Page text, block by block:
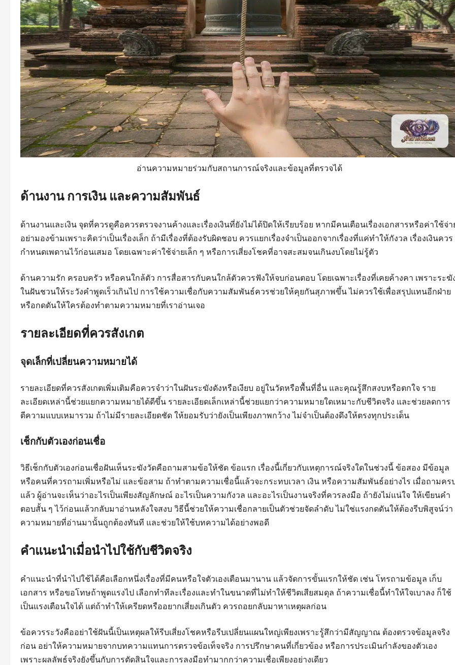
อ่านความหมายร่วมกับสถานการณ์จริงและข้อมูลที่ตรวจได้
ด้านงาน การเงิน และความสัมพันธ์
ด้านงานและเงิน จุดที่ควรดูคือควรตรวจงานค้างและเรื่องเงินที่ยังไม่ได้ปิดให้เรียบร้อย หากมีคนเตือนเรื่องเอกสารหรือค่าใช้จ่า
อย่ามองข้ามเพราะคิดว่าเป็นเรื่องเล็ก ถ้ามีเรื่องที่ต้องรับผิดชอบ ควรแยกเรื่องจำเป็นออกจากเรื่องที่แค่ทำให้กังวล เรื่องเงินควร
กำหนดเพดานไว้ก่อนเสมอ โดยเฉพาะค่าใช้จ่ายเล็ก ๆ หรือการเสี่ยงโชคที่อาจสะสมจนเกินงบโดยไม่รู้ตัว
ด้านความรัก ครอบครัว หรือคนใกล้ตัว การสื่อสารกับคนใกล้ตัวควรฟังให้จบก่อนตอบ โดยเฉพาะเรื่องที่เคยค้างคา เพราะระฆั
ในฝันชวนให้ระวังคำพูดเร็วเกินไป การใช้ความเชื่อกับความสัมพันธ์ควรช่วยให้คุยกันสุภาพขึ้น ไม่ควรใช้เพื่อสรุปแทนอีกฝ่าย
หรือกดดันให้ใครต้องทำตามความหมายที่เราอ่านเจอ
รายละเอียดที่ควรสังเกต
จุดเล็กที่เปลี่ยนความหมายได้
รายละเอียดที่ควรสังเกตเพิ่มเติมคือควรจำว่าในฝันระฆังดังหรือเงียบ อยู่ในวัดหรือพื้นที่อื่น และคุณรู้สึกสงบหรือตกใจ ราย
ละเอียดเหล่านี้ช่วยแยกความหมายได้ดีขึ้น รายละเอียดเล็กเหล่านี้ช่วยแยกว่าความหมายใดเหมาะกับชีวิตจริง และช่วยลดการ
ตีความแบบเหมารวม ถ้าไม่มีรายละเอียดชัด ให้ยอมรับว่ายังเป็นเพียงภาพกว้าง ไม่จำเป็นต้องดึงให้ตรงทุกประเด็น
เช็กกับตัวเองก่อนเชื่อ
วิธีเช็กกับตัวเองก่อนเชื่อฝันเห็นระฆังวัดคือถามสามข้อให้ชัด ข้อแรก เรื่องนี้เกี่ยวกับเหตุการณ์จริงใดในช่วงนี้ ข้อสอง มีข้อมูล
หรือคนที่ควรถามเพิ่มหรือไม่ และข้อสาม ถ้าทำตามความเชื่อนี้แล้วจะกระทบเวลา เงิน หรือความสัมพันธ์อย่างไร เมื่อถามคร
แล้ว ผู้อ่านจะเห็นว่าอะไรเป็นเพียงสัญลักษณ์ อะไรเป็นความกังวล และอะไรเป็นงานจริงที่ควรลงมือ ถ้ายังไม่แน่ใจ ให้เขียนคำ
ตอบสั้น ๆ ไว้ก่อนแล้วกลับมาอ่านหลังใจสงบ วิธีนี้ช่วยให้ความเชื่อกลายเป็นตัวช่วยจัดลำดับ ไม่ใช่แรงกดดันให้ต้องรีบพิสูจน์ว่า
ความหมายที่อ่านมานั้นถูกต้องทันที และช่วยให้ใช้บทความได้อย่างพอดี
คำแนะนำเมื่อนำไปใช้กับชีวิตจริง
คำแนะนำที่นำไปใช้ได้คือเลือกหนึ่งเรื่องที่มีคนหรือใจตัวเองเตือนมานาน แล้วจัดการขั้นแรกให้ชัด เช่น โทรถามข้อมูล เก็บ
เอกสาร หรือขอโทษถ้าพูดแรงไป เลือกทำทีละเรื่องและทำในขนาดที่ไม่ทำให้ชีวิตเสียสมดุล ถ้าความเชื่อนี้ทำให้ใจเบาลง ก็ใช้
เป็นแรงเตือนใจได้ แต่ถ้าทำให้เครียดหรืออยากเสี่ยงเกินตัว ควรถอยกลับมาหาเหตุผลก่อน
ข้อควรระวังคืออย่าใช้ฝันนี้เป็นเหตุผลให้รีบเสี่ยงโชคหรือรีบเปลี่ยนแผนใหญ่เพียงเพราะรู้สึกว่ามีสัญญาณ ต้องตรวจข้อมูลจริง
ก่อน อย่าให้ความหมายจากบทความแทนการตรวจข้อเท็จจริง การปรึกษาคนที่เกี่ยวข้อง หรือการประเมินกำลังของตัวเอง
เพราะผลลัพธ์จริงยังขึ้นกับการตัดสินใจและการลงมือทำมากกว่าความเชื่อเพียงอย่างเดียว